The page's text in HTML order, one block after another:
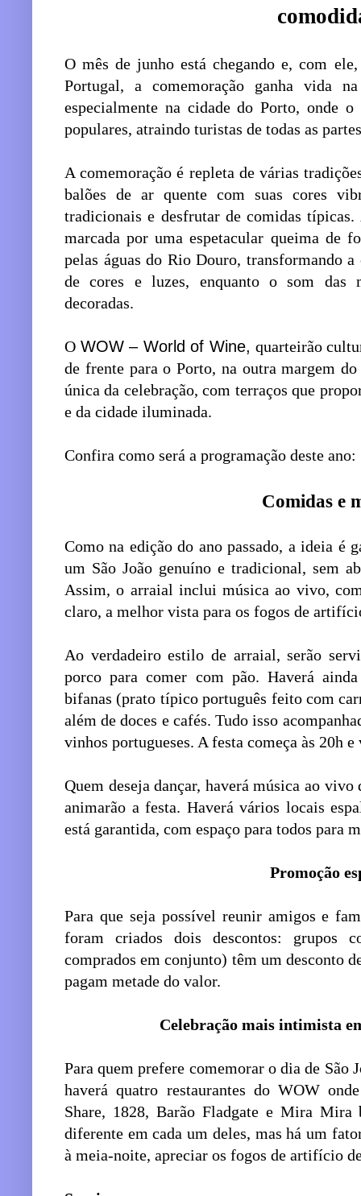
O mês de junho está chegando e, com
Portugal, a comemoração ganha vida
especialmente na cidade do Porto, onde
populares, atraindo turistas de todas as
A comemoração é repleta de várias
balões de ar quente com suas cores
tradicionais e desfrutar de comidas
marcada por uma espetacular queima de
pelas águas do Rio Douro, transformando
de cores e luzes, enquanto o som das
decoradas.
O WOW – World of Wine, quarteirão
de frente para o Porto, na outra margem
única da celebração, com terraços que
e da cidade iluminada.
Confira como será a programação deste ano:
Comidas e
Como na edição do ano passado, a ideia é
um São João genuíno e tradicional, sem
Assim, o arraial inclui música ao vivo,
claro, a melhor vista para os fogos de
Ao verdadeiro estilo de arraial, serão
porco para comer com pão. Haverá
bifanas (prato típico português feito com
além de doces e cafés. Tudo isso
vinhos portugueses. A festa começa às 20h e
Quem deseja dançar, haverá música ao
animarão a festa. Haverá vários locais
está garantida, com espaço para todos para
Promoção
Para que seja possível reunir amigos e
foram criados dois descontos: grupos
comprados em conjunto) têm um desconto
pagam metade do valor.
Celebração mais intimista
Para quem prefere comemorar o dia de São
haverá quatro restaurantes do WOW
Share, 1828, Barão Fladgate e Mira
diferente em cada um deles, mas há um
à meia-noite, apreciar os fogos de artifício